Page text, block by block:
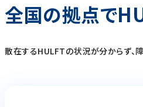
全国の拠点で
散在するHULFTの状況が分からず、